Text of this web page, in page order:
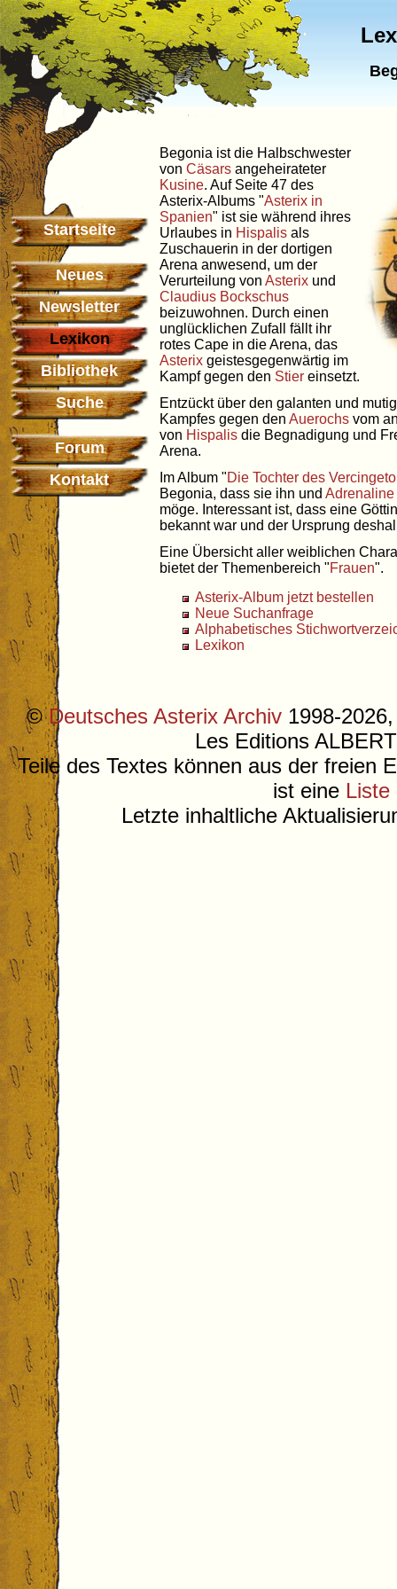
Startseite
Neues
Newsletter
Lexikon
Bibliothek
Suche
Forum
Kontakt
Begonia ist die Halbschwester
von Cäsars angeheirateter
Kusine. Auf Seite 47 des
Asterix-Albums "Asterix in
Spanien" ist sie während ihres
Urlaubes in Hispalis als
Zuschauerin in der dortigen
Arena anwesend, um der
Verurteilung von Asterix und
Claudius Bockschus
beizuwohnen. Durch einen
unglücklichen Zufall fällt ihr
rotes Cape in die Arena, das
Asterix geistesgegenwärtig im
Kampf gegen den Stier einsetzt.
Entzückt über den galanten und
Kampfes gegen den Auerochs vom
von Hispalis die Begnadigung und
Arena.
Im Album "Die Tochter des
Begonia, dass sie ihn und Adrenaline
möge. Interessant ist, dass eine
bekannt war und der Ursprung
Eine Übersicht aller weiblichen
bietet der Themenbereich "Frauen".
Asterix-Album jetzt bestellen
Neue Suchanfrage
Alphabetisches
Lexikon
©Deutsches Asterix Archiv 1998-
Les Editions
Teile des Textes können aus der freien
ist eine Liste
Letzte inhaltliche